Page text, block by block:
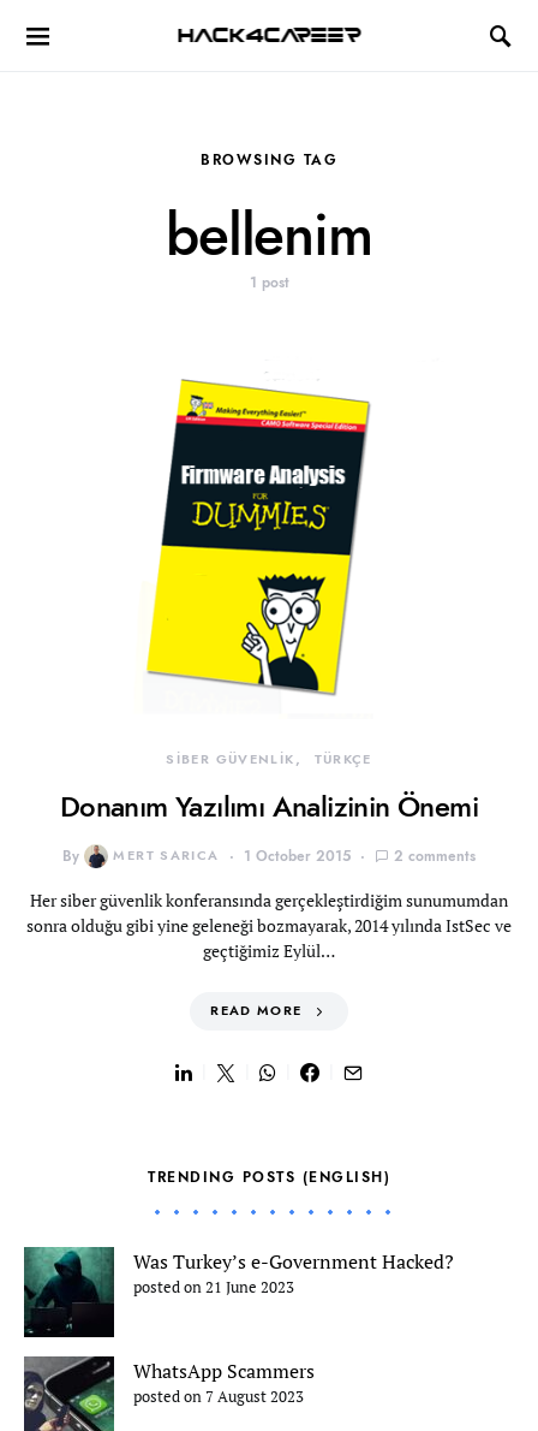
Hack4Career
BROWSING TAG
bellenim
1 post
SİBER GÜVENLİK TÜRKÇE
Donanım Yazılımı Analizinin Önemi
By MERT SARICA 1 October 2015 2 comments
Her siber güvenlik konferansında gerçekleştirdiğim sunumumdan
sonra olduğu gibi yine geleneği bozmayarak, 2014 yılında IstSec ve
geçtiğimiz Eylül…
READ MORE
TRENDING POSTS (ENGLISH)
Was Turkey’s e-Government Hacked?
posted on 21 June 2023
WhatsApp Scammers
posted on 7 August 2023